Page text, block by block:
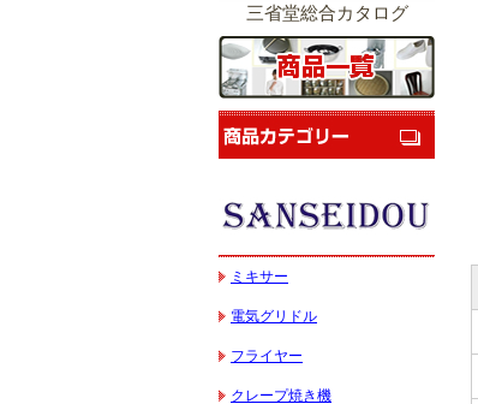
三省堂総合カタログ
ミキサー
電気グリドル
フライヤー
クレープ焼き機